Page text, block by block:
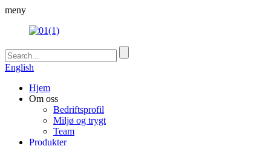
meny
English
Hjem
Om oss
Bedriftsprofil
Miljø og trygt
Team
Produkter